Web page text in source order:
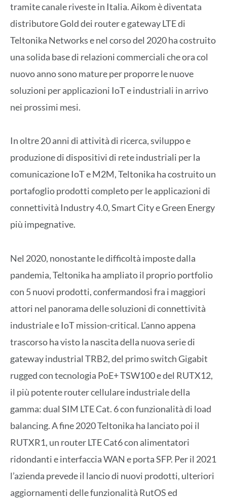
tramite canale riveste in Italia. Aikom è diventata
distributore Gold dei router e gateway LTE di
Teltonika Networks e nel corso del 2020 ha costruito
una solida base di relazioni commerciali che ora col
nuovo anno sono mature per proporre le nuove
soluzioni per applicazioni IoT e industriali in arrivo
nei prossimi mesi.
In oltre 20 anni di attività di ricerca, sviluppo e
produzione di dispositivi di rete industriali per la
comunicazione IoT e M2M, Teltonika ha costruito un
portafoglio prodotti completo per le applicazioni di
connettività Industry 4.0, Smart City e Green Energy
più impegnative.
Nel 2020, nonostante le difficoltà imposte dalla
pandemia, Teltonika ha ampliato il proprio portfolio
con 5 nuovi prodotti, confermandosi fra i maggiori
attori nel panorama delle soluzioni di connettività
industriale e IoT mission-critical. L’anno appena
trascorso ha visto la nascita della nuova serie di
gateway industrial TRB2, del primo switch Gigabit
rugged con tecnologia PoE+ TSW100 e del RUTX12,
il più potente router cellulare industriale della
gamma: dual SIM LTE Cat. 6 con funzionalità di load
balancing. A fine 2020 Teltonika ha lanciato poi il
RUTXR1, un router LTE Cat6 con alimentatori
ridondanti e interfaccia WAN e porta SFP. Per il 2021
l’azienda prevede il lancio di nuovi prodotti, ulteriori
aggiornamenti delle funzionalità RutOS ed